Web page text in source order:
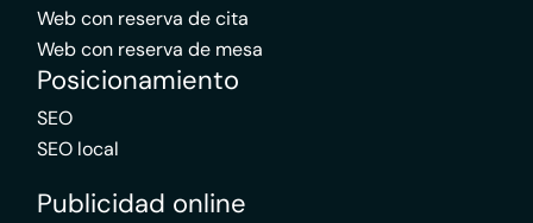
Web con reserva de cita
Web con reserva de mesa
Posicionamiento
SEO
SEO local
Publicidad online